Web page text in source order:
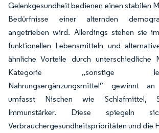
Gelenkgesundheit bedienen einen stabilen
Bedürfnisse einer alternden
angetrieben wird. Allerdings stehen sie
funktionellen Lebensmitteln und
ähnliche Vorteile durch unterschiedliche
Kategorie „sonstige
Nahrungsergänzungsmittel” gewinnt
umfasst Nischen wie Schlafmittel,
Immunstärker. Diese spiegeln
Verbrauchergesundheitsprioritäten und die